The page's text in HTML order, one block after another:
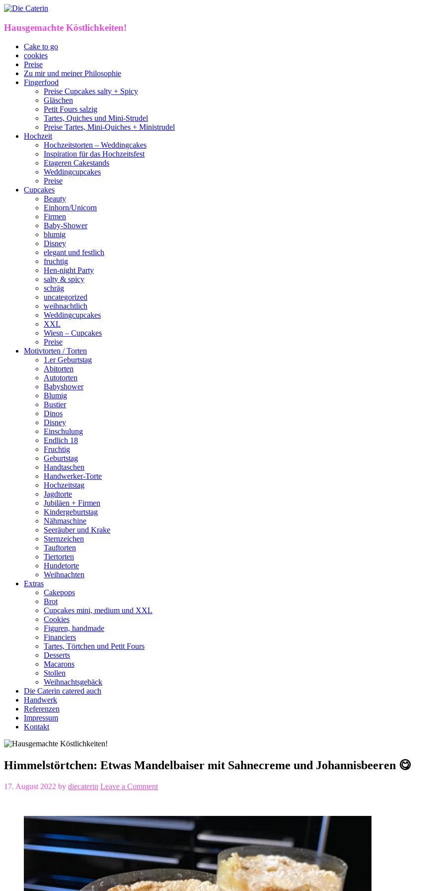
Hausgemachte Köstlichkeiten!
Cake to go
cookies
Preise
Zu mir und meiner Philosophie
Fingerfood
Preise Cupcakes salty + Spicy
Gläschen
Petit Fours salzig
Tartes, Quiches und Mini-Strudel
Preise Tartes, Mini-Quiches + Ministrudel
Hochzeit
Hochzeitstorten – Weddingcakes
Inspiration für das Hochzeitsfest
Etageren Cakestands
Weddingcupcakes
Preise
Cupcakes
Beauty
Einhorn/Unicorn
Firmen
Baby-Shower
blumig
Disney
elegant und festlich
fruchtig
Hen-night Party
salty & spicy
schräg
uncategorized
weihnachtlich
Weddingcupcakes
XXL
Wiesn – Cupcakes
Preise
Motivtorten / Torten
1.er Geburtstag
Abitorten
Autotorten
Babyshower
Blumig
Bustier
Dinos
Disney
Einschulung
Endlich 18
Fruchtig
Geburtstag
Handtaschen
Handwerker-Torte
Hochzeitstag
Jagdtorte
Jubiläen + Firmen
Kindergeburtstag
Nähmaschine
Seeräuber und Krake
Sternzeichen
Tauftorten
Tiertorten
Hundetorte
Weihnachten
Extras
Cakepops
Brot
Cupcakes mini, medium und XXL
Cookies
Figuren, handmade
Financiers
Tartes, Törtchen und Petit Fours
Desserts
Macarons
Stollen
Weihnachtsgebäck
Die Caterin catered auch
Handwerk
Referenzen
Impressum
Kontakt
Himmelstörtchen: Etwas Mandelbaiser mit Sahnecreme und Johannisbeeren 😋
17. August 2022 by diecaterin Leave a Comment